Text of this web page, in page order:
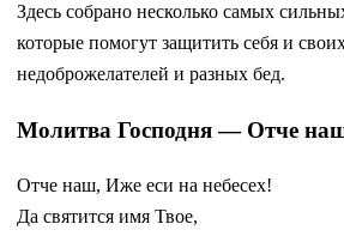
Здесь собрано несколько самых
которые помогут защитить себя и
недоброжелателей и разных бед.
Молитва Господня — Отче
Отче наш, Иже еси на небесех!
Да святится имя Твое,